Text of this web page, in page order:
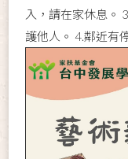
入，請在家休息。
護他人。 4.鄰近有